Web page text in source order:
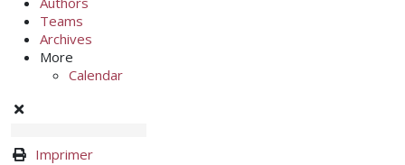
Teams
Archives
More
Calendar
Imprimer